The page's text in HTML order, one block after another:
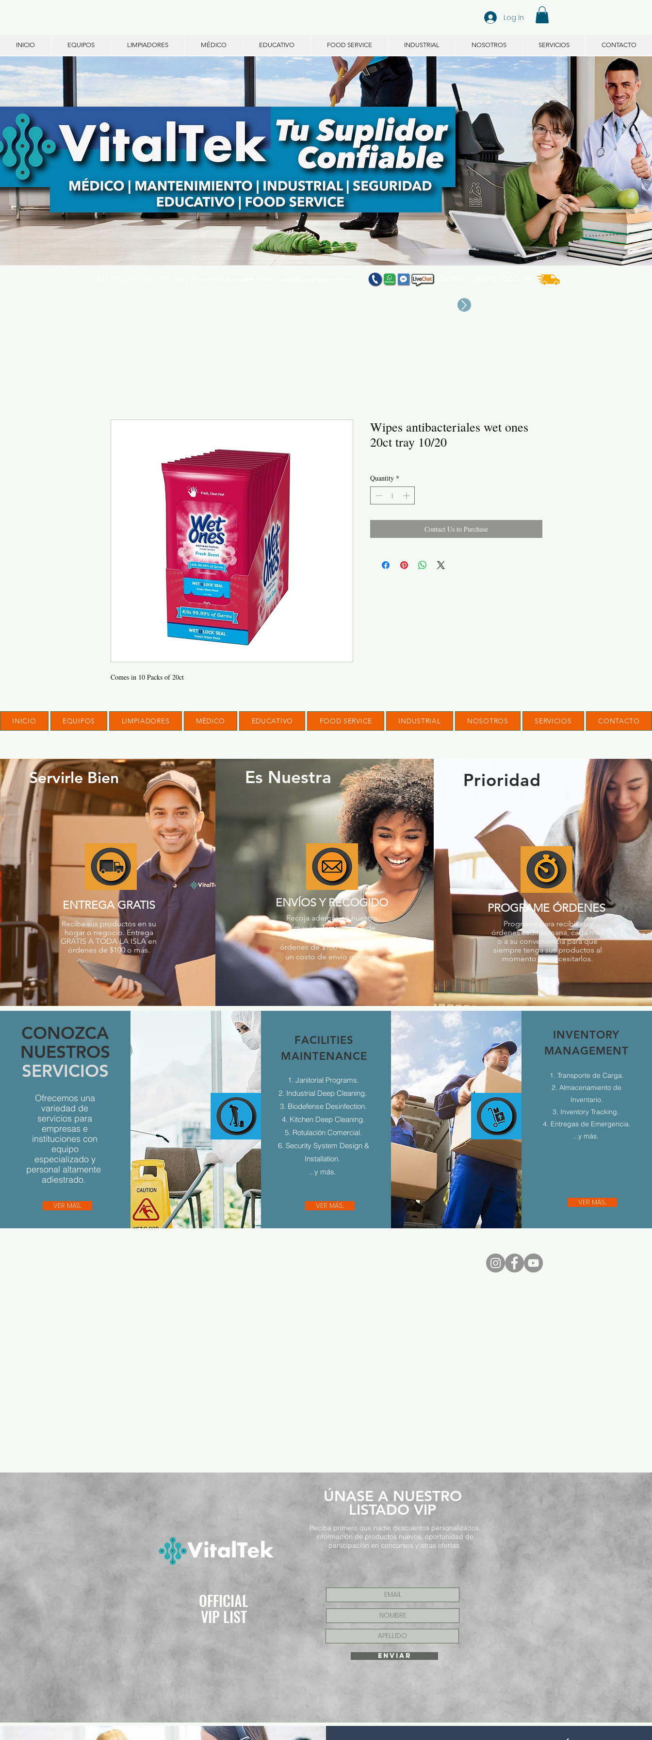
Log In
INICIO EQUIPOS LIMPIADORES MÉDICO EDUCATIVO FOOD SERVICE INDUSTRIAL NOSOTROS SERVICIOS CONTACTO
Comes in 10 Packs of 20ct
Wipes antibacteriales wet ones
20ct tray 10/20
Quantity *
Contact Us to Purchase
INICIO EQUIPOS LIMPIADORES MÉDICO EDUCATIVO FOOD SERVICE INDUSTRIAL NOSOTROS SERVICIOS CONTACTO
Servirle Bien
ENTREGA GRATIS
Reciba sus productos en su
hogar o negocio. Entrega
GRATIS A TODA LA ISLA en
órdenes de $100 o más.
Es Nuestra
ENVÍOS Y RECOGIDO
Recoja además en nuestro
almacén. También puede
recibir sus productos en
órdenes de $100 o menos por
un costo de envío mínimo.
Prioridad
PROGRAME ÓRDENES
Programe para recibir sus
órdenes cada semana, cada mes
o a su conveniencia para que
siempre tenga sus productos al
momento de necesitarlos.
CONOZCA
NUESTROS
SERVICIOS
Ofrecemos una
variedad de
servicios para
empresas e
instituciones con
equipo
especializado y
personal altamente
adiestrado.
VER MÁS...
FACILITIES
MAINTENANCE
1. Janitorial Programs.
2. Industrial Deep Cleaning.
3. Biodefense Desinfection.
4. Kitchen Deep Cleaning.
5. Rotulación Comercial.
6. Security System Design &
Installation.
...y más.
VER MÁS...
INVENTORY
MANAGEMENT
1. Transporte de Carga.
2. Almacenamiento de
Inventario.
3. Inventory Tracking.
4. Entregas de Emergencia.
...y más.
VER MÁS...
​ÚNASE A NUESTRO
LISTADO VIP
Reciba primero que nadie descuentos personalizados,
información de productos nuevos, oportunidad de
participación en concursos y otras ofertas.
OFFICIAL
VIP LIST
ENVIAR